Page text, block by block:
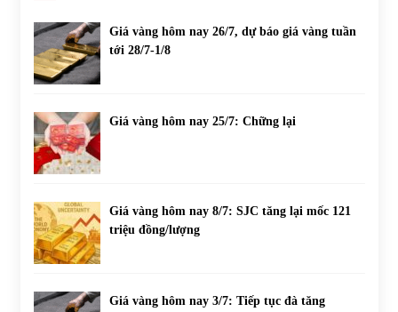
Giá vàng hôm nay 26/7, dự báo giá vàng tuần
tới 28/7-1/8
Giá vàng hôm nay 25/7: Chững lại
Giá vàng hôm nay 8/7: SJC tăng lại mốc 121
triệu đồng/lượng
Giá vàng hôm nay 3/7: Tiếp tục đà tăng